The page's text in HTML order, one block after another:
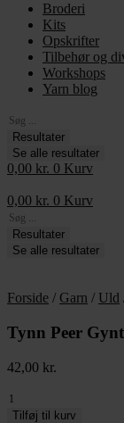
Broderi
Kits
Opskrifter
Tilbehør og
Workshops
Yarn blog
Search
...Resultater
Se alle resultater
0,00 kr. 0 Kurv
0,00 kr. 0 Kurv
Search
...Resultater
Se alle resultater
Forside / Garn / Uld
Tynn Peer Gynt
42,00 kr.
Tynn
Peer
Tilføj til kurv